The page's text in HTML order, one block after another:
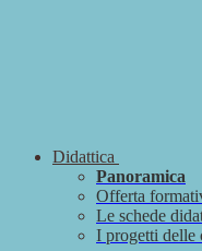
Didattica
Panoramica
Offerta
Le schede
I progetti delle